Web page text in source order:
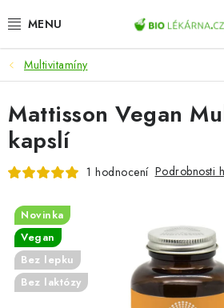
na
AKCE
DOPLŇKY STRAVY
PŘÍRODNÍ KOSMETIKA
ZDRAVÉ POTRAVINY
PŘÍSTROJE
Multivitamíny
Mattisson Vegan
kapslí
1 hodnocení Podrobnosti
Novinka
Vegan
Bez lepku
Bez laktózy